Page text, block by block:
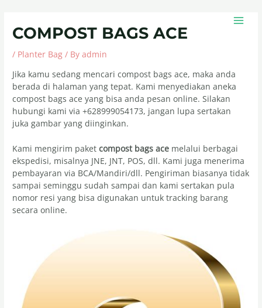
content
COMPOST BAGS ACE
/ Planter Bag / Byadmin
Jika kamu sedang mencari compost bags ace, maka anda
berada di halaman yang tepat. Kami menyediakan aneka
compost bags ace yang bisa anda pesan online. Silakan
hubungi kami via +628999054173, jangan lupa sertakan
juka gambar yang diinginkan.
Kami mengirim paketcompost bags ace melalui berbagai
ekspedisi, misalnya JNE, JNT, POS, dll. Kami juga menerima
pembayaran via BCA/Mandiri/dll. Pengiriman biasanya tidak
sampai seminggu sudah sampai dan kami sertakan pula
nomor resi yang bisa digunakan untuk tracking barang
secara online.